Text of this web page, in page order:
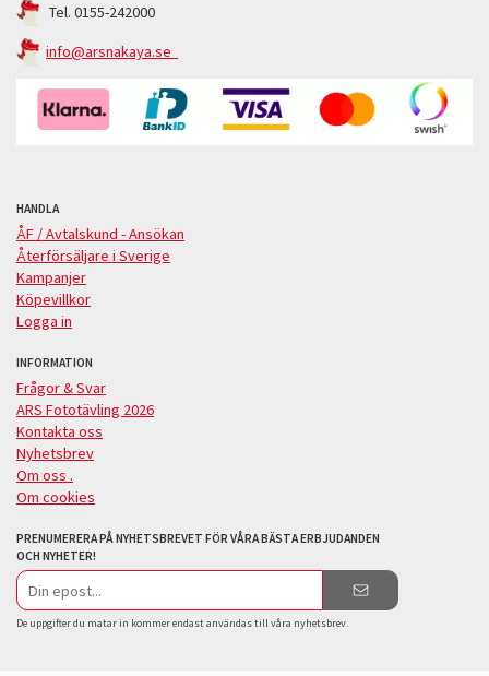
Tel. 0155-242000
info@arsnakaya.se
HANDLA
ÅF / Avtalskund - Ansökan
Återförsäljare i Sverige
Kampanjer
Köpevillkor
Logga in
INFORMATION
Frågor & Svar
ARS Fototävling 2026
Kontakta oss
Nyhetsbrev
Om oss .
Om cookies
PRENUMERERA PÅ NYHETSBREVET FÖR VÅRA BÄSTA ERBJUDANDEN
OCH NYHETER!
E-
postadress
De uppgifter du matar in kommer endast användas till våra nyhetsbrev.